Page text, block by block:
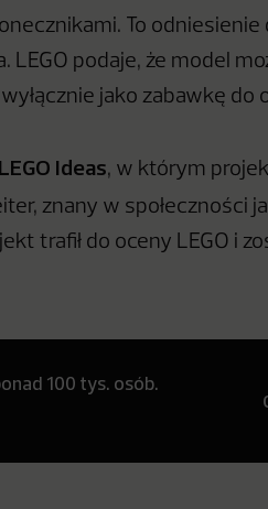
To
LEGO podaje, że model
jako zabawkę do
LEGO Ideas, w którym
znany w społeczności
trafił do oceny LEGO i
100 tys. osób.